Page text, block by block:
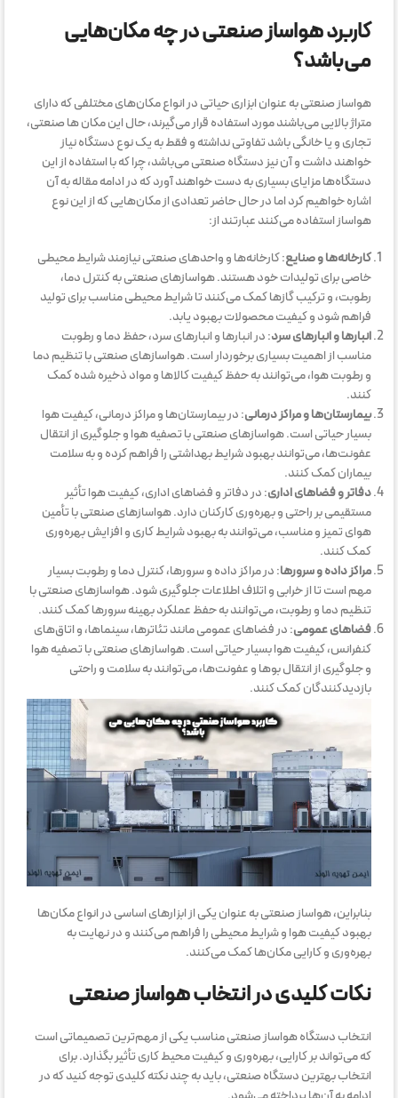
کاربرد هواساز صنعتی در چه مکان‌هایی
می‌باشد؟
هواساز صنعتی به عنوان ابزاری حیاتی در انواع مکان‌های مختلفی که دارای
متراژ بالایی می‌باشند مورد استفاده قرار می‌گیرند، حال این مکان ها صنعتی،
تجاری و یا خانگی باشد تفاوتی نداشته و فقط به یک نوع دستگاه نیاز
خواهند داشت و آن نیز دستگاه صنعتی می‌باشد، چرا که با استفاده از این
دستگاه‌ها مزایای بسیاری به دست خواهند آورد که در ادامه مقاله به آن
اشاره خواهیم کرد اما در حال حاضر تعدادی از مکان‌هایی که از این نوع
هواساز استفاده می‌کنند عبارتند از:
کارخانه‌ها و صنایع: کارخانه‌ها و واحدهای صنعتی نیازمند شرایط محیطی
خاصی برای تولیدات خود هستند. هواسازهای صنعتی به کنترل دما،
رطوبت، و ترکیب گازها کمک می‌کنند تا شرایط محیطی مناسب برای تولید
فراهم شود و کیفیت محصولات بهبود یابد.
انبارها و انبارهای سرد: در انبارها و انبارهای سرد، حفظ دما و رطوبت
مناسب از اهمیت بسیاری برخوردار است. هواسازهای صنعتی با تنظیم دما
و رطوبت هوا، می‌توانند به حفظ کیفیت کالاها و مواد ذخیره شده کمک
کنند.
بیمارستان‌ها و مراکز درمانی: در بیمارستان‌ها و مراکز درمانی، کیفیت هوا
بسیار حیاتی است. هواسازهای صنعتی با تصفیه هوا و جلوگیری از انتقال
عفونت‌ها، می‌توانند بهبود شرایط بهداشتی را فراهم کرده و به سلامت
بیماران کمک کنند.
دفاتر و فضاهای اداری: در دفاتر و فضاهای اداری، کیفیت هوا تأثیر
مستقیمی بر راحتی و بهره‌وری کارکنان دارد. هواسازهای صنعتی با تأمین
هوای تمیز و مناسب، می‌توانند به بهبود شرایط کاری و افزایش بهره‌وری
کمک کنند.
مراکز داده و سرورها: در مراکز داده و سرورها، کنترل دما و رطوبت بسیار
مهم است تا از خرابی و اتلاف اطلاعات جلوگیری شود. هواسازهای صنعتی با
تنظیم دما و رطوبت، می‌توانند به حفظ عملکرد بهینه سرورها کمک کنند.
فضاهای عمومی: در فضاهای عمومی مانند تئاترها، سینماها، و اتاق‌های
کنفرانس، کیفیت هوا بسیار حیاتی است. هواسازهای صنعتی با تصفیه هوا
و جلوگیری از انتقال بوها و عفونت‌ها، می‌توانند به سلامت و راحتی
بازدیدکنندگان کمک کنند.
بنابراین، هواساز صنعتی به عنوان یکی از ابزارهای اساسی در انواع مکان‌ها
بهبود کیفیت هوا و شرایط محیطی را فراهم می‌کنند و در نهایت به
بهره‌وری و کارایی مکان‌ها کمک می‌کنند.
نکات کلیدی در انتخاب هواساز صنعتی
انتخاب دستگاه هواساز صنعتی مناسب یکی از مهم‌ترین تصمیماتی است
که می‌تواند بر کارایی، بهره‌وری و کیفیت محیط کاری تأثیر بگذارد. برای
انتخاب بهترین دستگاه صنعتی، باید به چند نکته کلیدی توجه کنید که در